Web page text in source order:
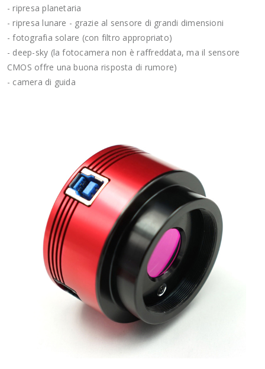
- ripresa planetaria
- ripresa lunare - grazie al sensore di grandi dimensioni
- fotografia solare (con filtro appropriato)
- deep-sky (la fotocamera non è raffreddata, ma il sensore
CMOS offre una buona risposta di rumore)
- camera di guida